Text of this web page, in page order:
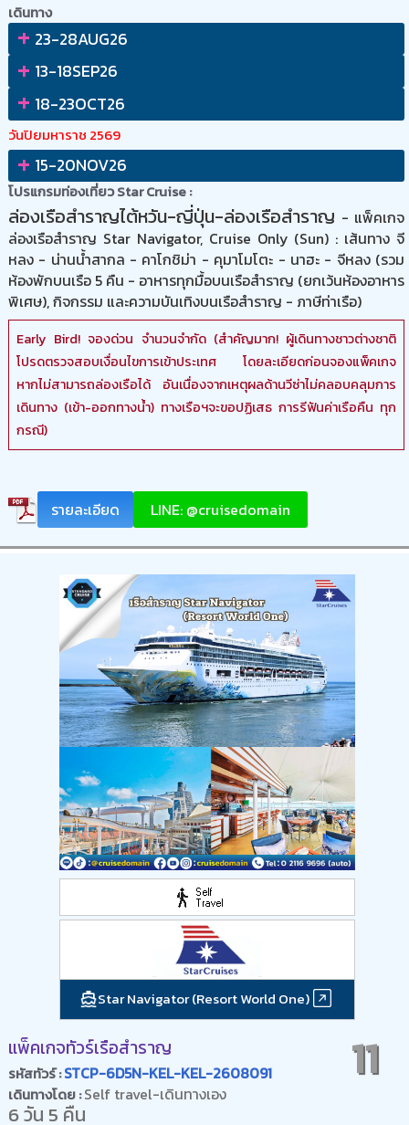
เดินทาง
+ 23-28AUG26
+ 13-18SEP26
+ 18-23OCT26
วันปิยมหาราช 2569
+ 15-20NOV26
โปรแกรมท่องเที่ยว Star Cruise :
ล่องเรือสำราญไต้หวัน-ญี่ปุ่น-ล่องเรือสำราญ - แพ็คเกจ
ล่องเรือสำราญ Star Navigator, Cruise Only (Sun) : เส้นทาง จี
หลง - น่านน้ำสากล - คาโกชิม่า - คุมาโมโตะ - นาฮะ - จีหลง (รวม
ห้องพักบนเรือ 5 คืน - อาหารทุกมื้อบนเรือสำราญ (ยกเว้นห้องอาหาร
พิเศษ), กิจกรรม และความบันเทิงบนเรือสำราญ - ภาษีท่าเรือ)
Early Bird! จองด่วน จำนวนจำกัด (สำคัญมาก! ผู้เดินทางชาวต่างชาติ
โปรดตรวจสอบเงื่อนไขการเข้าประเทศ โดยละเอียดก่อนจองแพ็คเกจ
หากไม่สามารถล่องเรือได้ อันเนื่องจากเหตุผลด้านวีซ่าไม่คลอบคลุมการ
เดินทาง (เข้า-ออกทางน้ำ) ทางเรือฯจะขอปฏิเสธ การรีฟันค่าเรือคืน ทุก
กรณี)
รายละเอียด LINE: @cruisedomain
Star Navigator (Resort World One)
แพ็คเกจทัวร์เรือสำราญ
รหัสทัวร์ :STCP-6D5N-KEL-KEL-2608091 11
เดินทางโดย :Self travel-เดินทางเอง
6 วัน 5 คืน